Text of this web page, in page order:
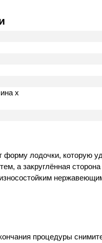
х
лодочки, которую
а закруглённая
процедуры